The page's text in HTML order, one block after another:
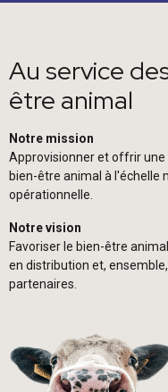
Au service
être animal
Notre mission
Approvisionner et offrir
bien-être animal à l'échelle
opérationnelle.
Notre vision
Favoriser le bien-être
en distribution et,
partenaires.